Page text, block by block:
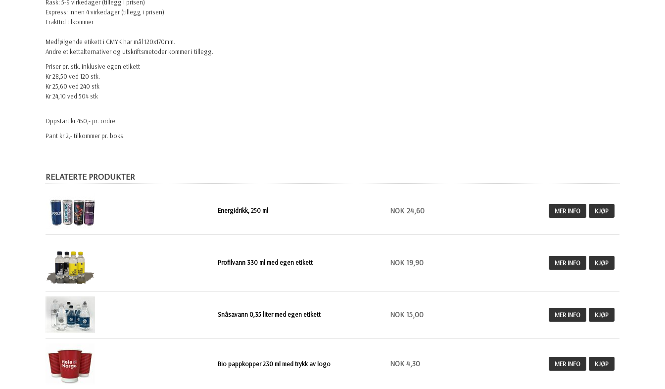
Rask: 5-9 virkedager (tillegg i prisen)
Express: innen 4 virkedager (tillegg i prisen)
Frakttid tilkommer
Medfølgende etikett i CMYK har mål 120x170mm.
Andre etikettalternativer og utskriftsmetoder kommer i tillegg.
Priser pr. stk. inklusive egen etikett
Kr 28,50 ved 120 stk.
Kr 25,60 ved 240 stk
Kr 24,10 ved 504 stk
Oppstart kr 450,- pr. ordre.
Pant kr 2,- tilkommer pr. boks.
RELATERTE PRODUKTER
Energidrikk, 250 ml NOK 24,60 KJØP
MER INFO
Profilvann 330 ml med egen etikett NOK 19,90 KJØP
MER INFO
Snåsavann 0,35 liter med egen etikett NOK 15,00 KJØP
MER INFO
Bio pappkopper 230 ml med trykk av logo NOK 4,30 KJØP
MER INFO